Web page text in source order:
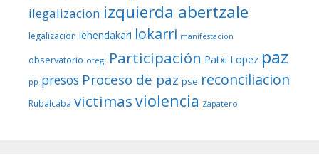
ilegalizacion izquierda abertzale
legalizacion lehendakari lokarri manifestacion
observatorio otegi Participación Patxi Lopez paz
pp presos Proceso de paz pse reconciliacion
Rubalcaba victimasviolencia Zapatero